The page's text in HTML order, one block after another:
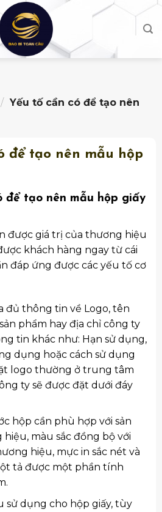
/ Yếu tố cần có để tạo nên
để tạo nên mẫu hộp
để tạo nên mẫu hộp giấy
được giá trị của thương hiệu
khách hàng ngay từ cái
đáp ứng được các yếu tố cơ
đủ thông tin về Logo, tên
phẩm hay địa chỉ công ty
tin khác như: Hạn sử dụng,
dụng hoặc cách sử dụng
logo thường ở trung tâm
ty sẽ được đặt dưới đáy
hộp cần phù hợp với sản
màu sắc đồng bộ với
hiệu, mực in sắc nét và
tả được một phần tính
sử dụng cho hộp giấy, tùy